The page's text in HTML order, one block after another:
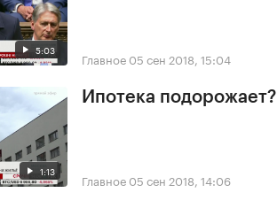
5:03 Главное 05 сен 2018, 15:04
1:13
Ипотека подорожает?
Главное 05 сен 2018, 14:06